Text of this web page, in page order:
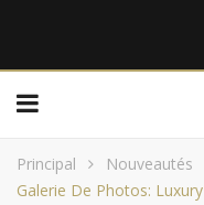
Principal
Nouveautés
Galerie De Photos: